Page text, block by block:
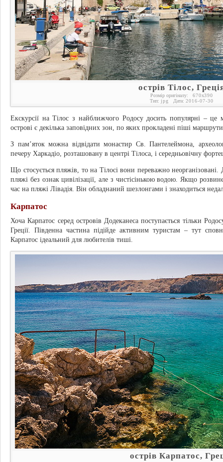
острів Тілос,
Розмір оригіналу: 670x390
Тип: jpg Дата: 2016-07-30
Екскурсії на Тілос з найближчого Родосу досить популярні – це
острові є декілька заповідних зон, по яких прокладені піші
З пам’яток можна відвідати монастир Св. Пантелеймона,
печеру Харкадіо, розташовану в центрі Тілоса, і середньовічну
Що стосується пляжів, то на Тілосі вони переважно неорганізовані.
пляжі без ознак цивілізації, але з чистісінькою водою. Якщо
час на пляжі Лівадія. Він обладнаний шезлонгами і знаходиться
Карпатос
Хоча Карпатос серед островів Додеканеса поступається тільки
Греції. Південна частина підійде активним туристам – тут
Карпатос ідеальний для любителів тиші.
острів Карпатос,